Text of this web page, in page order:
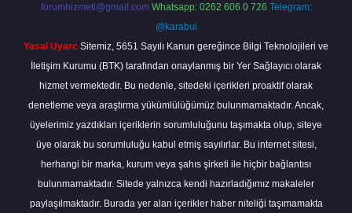
forumhizmeti@gmail.com Whatsapp: 0262 606 0 726 Telegram:
@karabul
Yasal Uyarı: Sitemiz, 5651 Sayılı Kanun gereğince Bilgi Teknolojileri ve
İletişim Kurumu (BTK) tarafından onaylanmış bir Yer Sağlayıcı olarak
hizmet vermektedir. Bu nedenle, sitedeki içerikleri proaktif olarak
denetleme veya araştırma yükümlülüğümüz bulunmamaktadır. Ancak,
üyelerimiz yazdıkları içeriklerin sorumluluğunu taşımakta olup, siteye
üye olarak bu sorumluluğu kabul etmiş sayılırlar. Bu internet sitesi,
herhangi bir marka, kurum veya şahıs şirketi ile hiçbir bağlantısı
bulunmamaktadır. Sitede yalnızca kendi hazırladığımız makaleler
paylaşılmaktadır. Burada yer alan içerikler haber niteliği taşımamakta